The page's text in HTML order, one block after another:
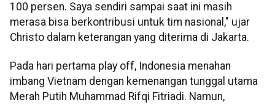
100 persen. Saya sendiri sampai saat ini masih
merasa bisa berkontribusi untuk tim nasional," ujar
Christo dalam keterangan yang diterima di Jakarta.
Pada hari pertama play off, Indonesia menahan
imbang Vietnam dengan kemenangan tunggal utama
Merah Putih Muhammad Rifqi Fitriadi. Namun,